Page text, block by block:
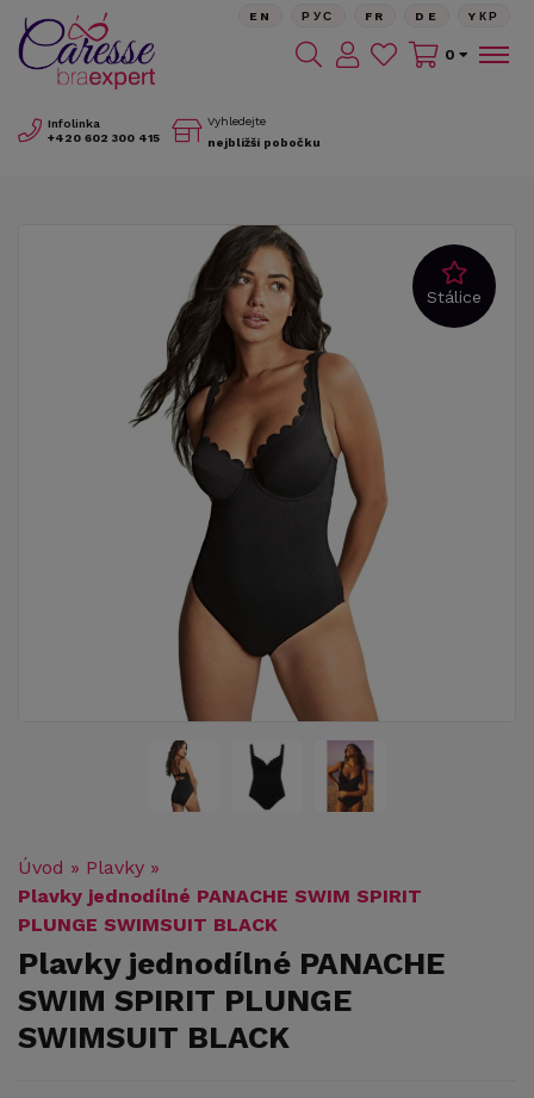
Infolinka
+420 602 300 415
Vyhledejte
nejbližší pobočku
EN РУС FR DE YКР
0
Stálice
Úvod » Plavky »
Plavky jednodílné PANACHE SWIM SPIRIT
PLUNGE SWIMSUIT BLACK
Plavky jednodílné PANACHE
SWIM SPIRIT PLUNGE
SWIMSUIT BLACK